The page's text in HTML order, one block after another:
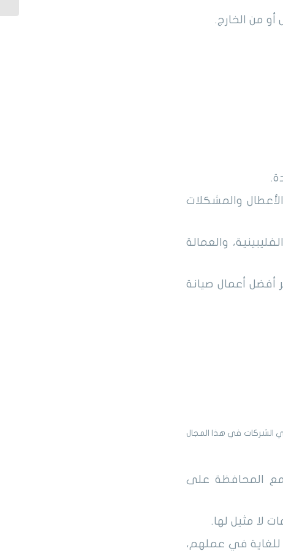
أو من الخارج.
والمشكلات
والعمالة
أعمال صيانة
الشركات في هذا المجال
المحافظة على
لا مثيل لها.
للغاية في عملهم،